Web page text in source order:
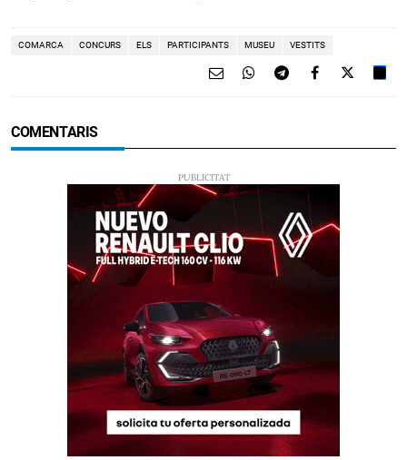
COMARCA CONCURS ELS PARTICIPANTS MUSEU VESTITS
COMENTARIS